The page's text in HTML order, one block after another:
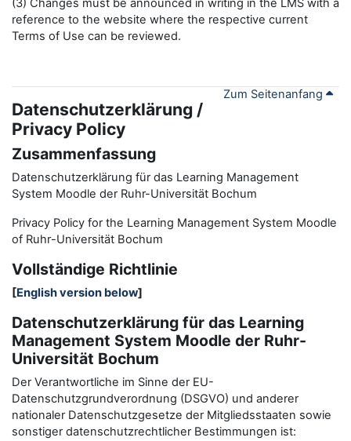
(3) Changes must be announced in writing in the LMS with a
reference to the website where the respective current
Terms of Use can be reviewed.
Zum Seitenanfang
Datenschutzerklärung /
Privacy Policy
Zusammenfassung
Datenschutzerklärung für das Learning Management
System Moodle der Ruhr-Universität Bochum
Privacy Policy for the Learning Management System Moodle
of Ruhr-Universität Bochum
Vollständige Richtlinie
[English version below]
Datenschutzerklärung für das Learning
Management System Moodle der Ruhr-
Universität Bochum
Der Verantwortliche im Sinne der EU-
Datenschutzgrundverordnung (DSGVO) und anderer
nationaler Datenschutzgesetze der Mitgliedsstaaten sowie
sonstiger datenschutzrechtlicher Bestimmungen ist: